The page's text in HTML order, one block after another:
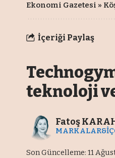
Ekonomi Gazetesi »
İçeriği Paylaş
teknoloji
Son Güncelleme: 11
Fatoş